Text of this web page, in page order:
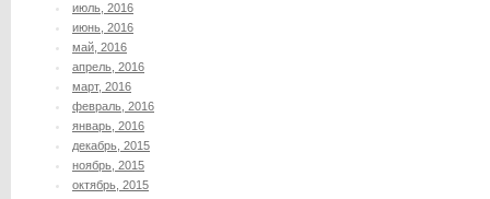
июль, 2016
июнь, 2016
май, 2016
апрель, 2016
март, 2016
февраль, 2016
январь, 2016
декабрь, 2015
ноябрь, 2015
октябрь, 2015